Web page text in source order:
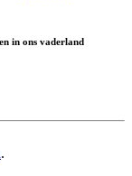
in ons vaderland
.